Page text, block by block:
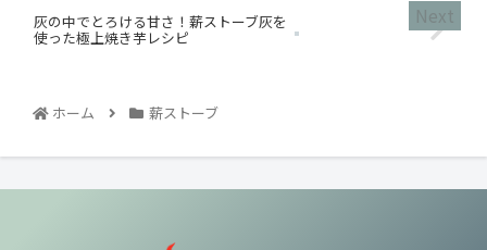
灰の中でとろける甘さ！薪ストーブ灰を
使った極上焼き芋レシピ
ホーム 薪ストーブ